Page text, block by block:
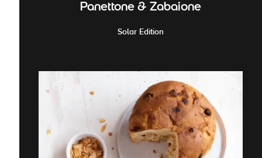
Panettone & Zabaione
Solar Edition